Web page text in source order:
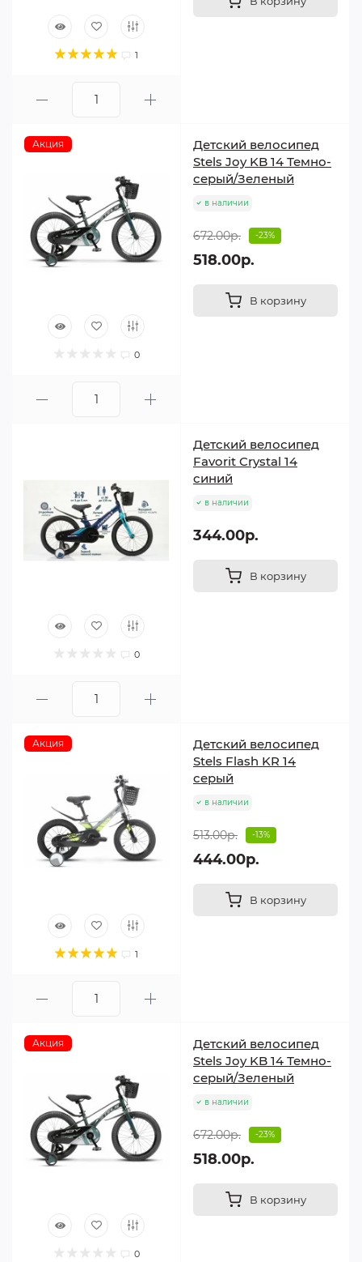
1
Акция
0
Детский велосипед
Stels Joy KB 14 Темно-
серый/Зеленый
в наличии
672.00р. -23%
518.00р.
В корзину
0
Детский велосипед
Favorit Crystal 14
синий
в наличии
344.00р.
В корзину
Акция
1
Детский велосипед
Stels Flash KR 14
серый
в наличии
513.00р. -13%
444.00р.
В корзину
Акция
0
Детский велосипед
Stels Joy KB 14 Темно-
серый/Зеленый
в наличии
672.00р. -23%
518.00р.
В корзину